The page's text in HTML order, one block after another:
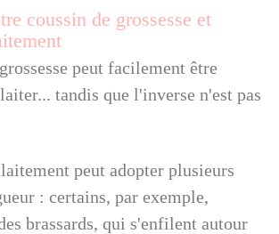
coussin de grossesse et
peut facilement être
tandis que l'inverse n'est pas
peut adopter plusieurs
: certains, par exemple,
brassards, qui s'enfilent autour